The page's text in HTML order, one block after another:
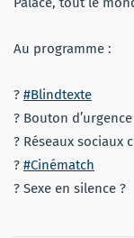
Au programme :
? #Blindtexte
? Bouton
? Réseaux sociaux
? #Cinématch
? Sexe en silence ?